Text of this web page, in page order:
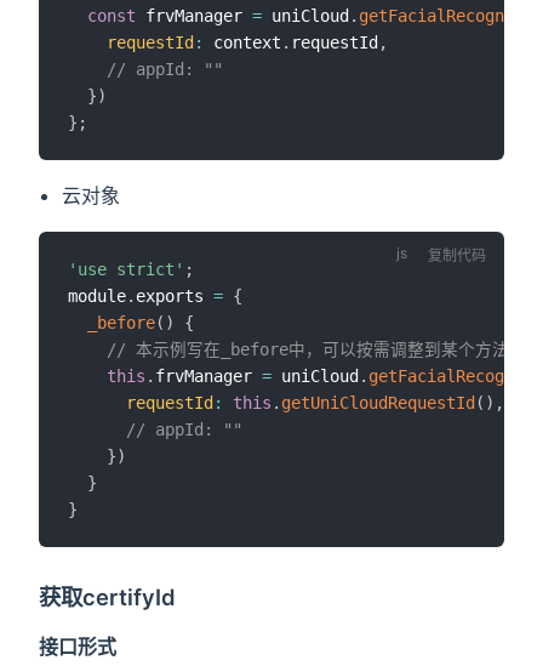
const frvManager = uniCloud .
requestId : context . requestId ,
// appId: ""
})
} ;
云对象
'use strict' ;
module. exports = {
_before( )
{
// 本示例写在_before中，可以按需调整到某个方法中
this . frvManager = uniCloud .
requestId : this . getUniCloudRequestId ( ) ,
// appId: ""
})
}
}
复制代码
获取certifyId
接口形式